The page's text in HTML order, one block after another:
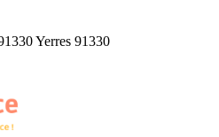
Yerres 91330